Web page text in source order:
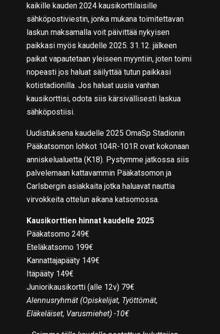
kaikille kauden 2024 kausikorttilaisille
sähköpostiviestin, jonka mukana toimitettavan
laskun maksamalla voit päivittää nykyisen
paikkasi myös kaudelle 2025. 31.12. jälkeen
paikat vapautetaan yleiseen myyntiin, joten toimi
nopeasti jos haluat säilyttää tutun paikkasi
kotistadionilla. Jos haluat uusia vanhan
kausikorttisi, odota siis kärsivällisesti laskua
sähköpostiisi.
Uudistuksena kaudelle 2025 OmaSp Stadionin
Pääkatsomon lohkot 104R-101R ovat kokonaan
anniskelualuetta (K18). Pystymme jatkossa siis
palvelemaan kattavammin Pääkatsomon ja
Carlsbergin asiakkaita jotka haluavat nauttia
virvokkeita ottelun aikana katsomossa.
Kausikorttien hinnat kaudelle 2025
Pääkatsomo 249€
Eteläkatsomo 199€
Kannattajapääty 149€
Itäpääty 149€
Juniorikausikortti (alle 12v) 79€
Alennusryhmät (Opiskelijat, Työttömät,
Eläkeläiset, Varusmiehet) -10€